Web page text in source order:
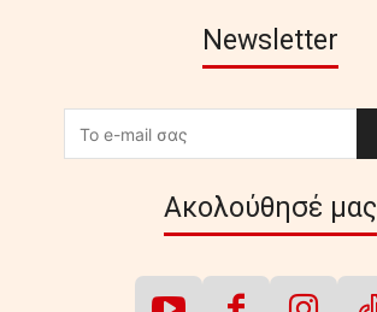
Newsletter
Ακολούθησέ μας